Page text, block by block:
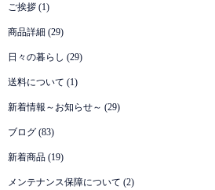
ご挨拶 (1)
商品詳細 (29)
日々の暮らし (29)
送料について (1)
新着情報～お知らせ～ (29)
ブログ (83)
新着商品 (19)
メンテナンス保障について (2)